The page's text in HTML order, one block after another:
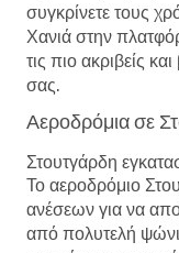
συγκρίνετε τους
Χανιά στην
τις πιο ακριβείς
σας.
Αεροδρόμια σε
Στουτγάρδη
Το αεροδρόμιο
ανέσεων για να
από πολυτελή